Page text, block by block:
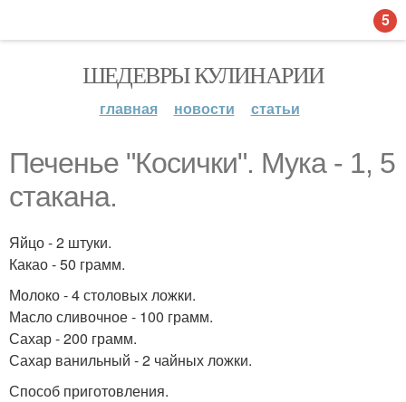
ШЕДЕВРЫ КУЛИНАРИИ
главная новости статьи
Печенье "Косички". Мука - 1, 5
стакана.
Яйцо - 2 штуки.
Какао - 50 грамм.
Молоко - 4 столовых ложки.
Масло сливочное - 100 грамм.
Сахар - 200 грамм.
Сахар ванильный - 2 чайных ложки.
Способ приготовления.
5